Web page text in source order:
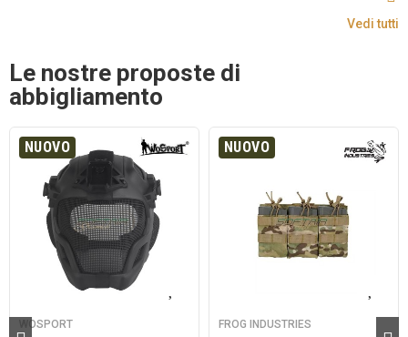
Vedi tutti
Le nostre proposte di
abbigliamento
NUOVO
WOSPORT
NUOVO
FROG INDUSTRIES